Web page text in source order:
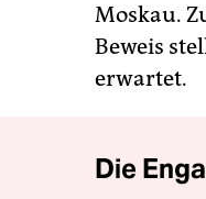
Moskau.
Beweis
erwartet.
Die